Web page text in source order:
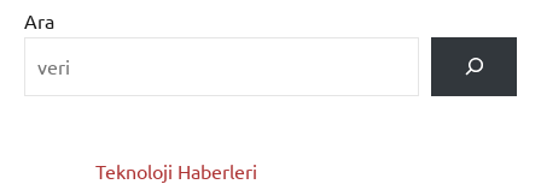
Ara
Teknoloji Haberleri